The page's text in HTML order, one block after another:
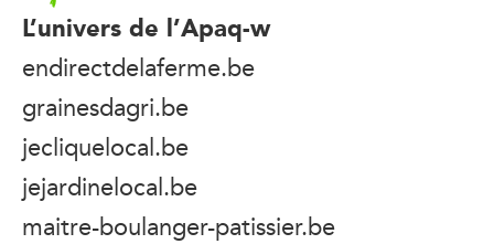
L’univers de l’Apaq-w
endirectdelaferme.be
grainesdagri.be
jecliquelocal.be
jejardinelocal.be
maitre-boulanger-patissier.be